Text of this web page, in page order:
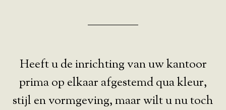
Heeft u de inrichting van uw kantoor
prima op elkaar afgestemd qua kleur,
stijl en vormgeving, maar wilt u nu toch